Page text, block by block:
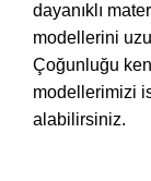
dayanıklı
modellerini
Çoğunluğu
modellerimizi
alabilirsiniz.